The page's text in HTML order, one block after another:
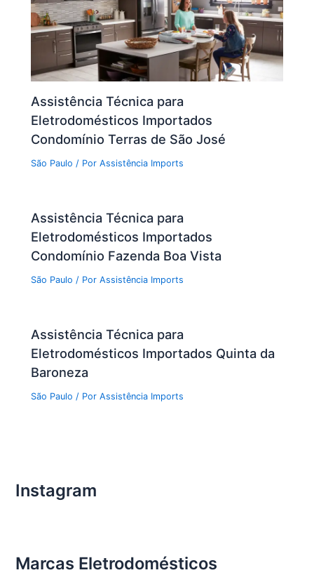
Assistência Técnica para
Eletrodomésticos Importados
Condomínio Terras de São José
São Paulo / PorAssistência Imports
Assistência Técnica para
Eletrodomésticos Importados
Condomínio Fazenda Boa Vista
São Paulo / PorAssistência Imports
Assistência Técnica para
Eletrodomésticos Importados Quinta da
Baroneza
São Paulo / PorAssistência Imports
Instagram
Marcas Eletrodomésticos